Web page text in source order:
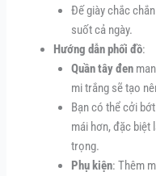
Đế giày chắc
suốt cả ngày.
Hướng dẫn phối đồ:
Quần tây đen
mi trắng sẽ tạo
Bạn có thể cởi
mái hơn, đặc biệt
trọng.
Phụ kiện: Thêm